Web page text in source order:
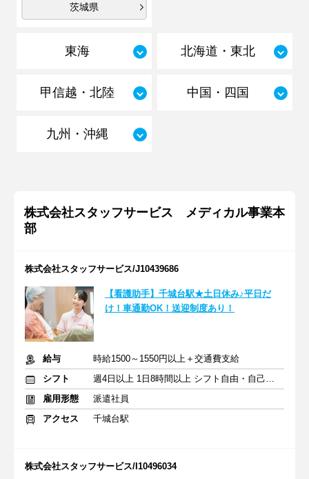
茨城県
東海 北海道・東北
甲信越・北陸 中国・四国
九州・沖縄
株式会社スタッフサービス メディカル事業本
部
株式会社スタッフサービス/J10439686
【看護助手】千城台駅★土日休み♪平日だ
け！車通勤OK！送迎制度あり！
給与
時給1500～1550円以上＋交通費支給
シフト
週4日以上 1日8時間以上 シフト自由・自己申告
雇用形態
派遣社員
アクセス
千城台駅
株式会社スタッフサービス/I10496034